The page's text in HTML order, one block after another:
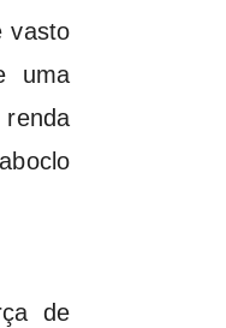
vasto
uma
de